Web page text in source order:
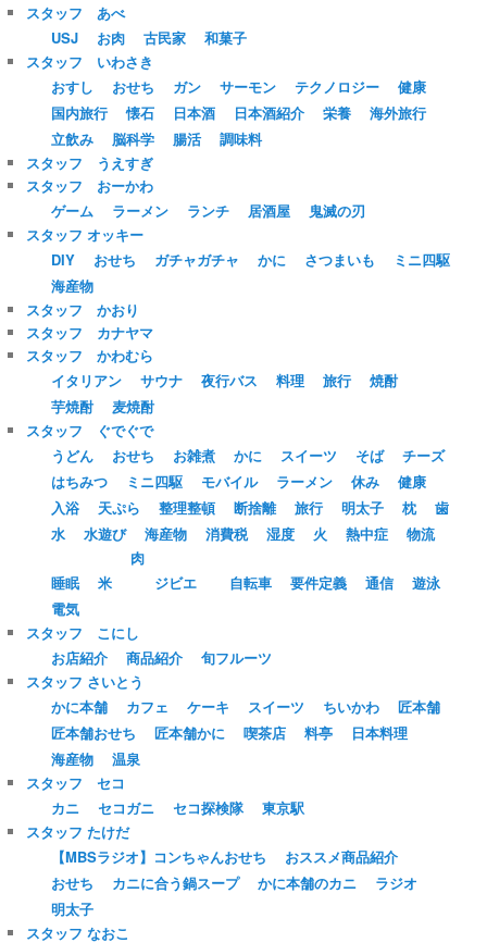
スタッフ あべ
USJ
お肉 古民家
和菓子
スタッフ いわさき
おすし
おせち ガン サーモン テクノロジー
健康
国内旅行
懐石 日本酒 日本酒紹介 栄養
海外旅行
立飲み
脳科学 腸活
調味料
スタッフ うえすぎ
スタッフ おーかわ
ゲーム
ラーメン ランチ 居酒屋
鬼滅の刃
スタッフ オッキー
DIY
おせち ガチャガチャ かに さつまいも
ミニ四駆
海産物
スタッフ かおり
スタッフ カナヤマ
スタッフ かわむら
イタリアン
サウナ 夜行バス 料理 旅行
焼酎
芋焼酎
麦焼酎
スタッフ ぐでぐで
うどん
おせち お雑煮 かに スイーツ そば
チーズ
はちみつ
ミニ四駆 モバイル ラーメン 休み
健康
入浴
天ぷら 整理整頓 断捨離 旅行 明太子 枕
歯
水
水遊び 海産物 消費税 湿度 火 熱中症 物流
睡眠 米
肉
ジビエ
自転車 要件定義 通信
遊泳
電気
スタッフ こにし
お店紹介
商品紹介
旬フルーツ
スタッフ さいとう
かに本舗
カフェ ケーキ スイーツ ちいかわ
匠本舗
匠本舗おせち
匠本舗かに 喫茶店 料亭
日本料理
海産物
温泉
スタッフ セコ
カニ
セコガニ セコ探検隊
東京駅
スタッフ たけだ
【MBSラジオ】コンちゃんおせち
おススメ商品紹介
おせち
カニに合う鍋スープ かに本舗のカニ
ラジオ
明太子
スタッフ なおこ